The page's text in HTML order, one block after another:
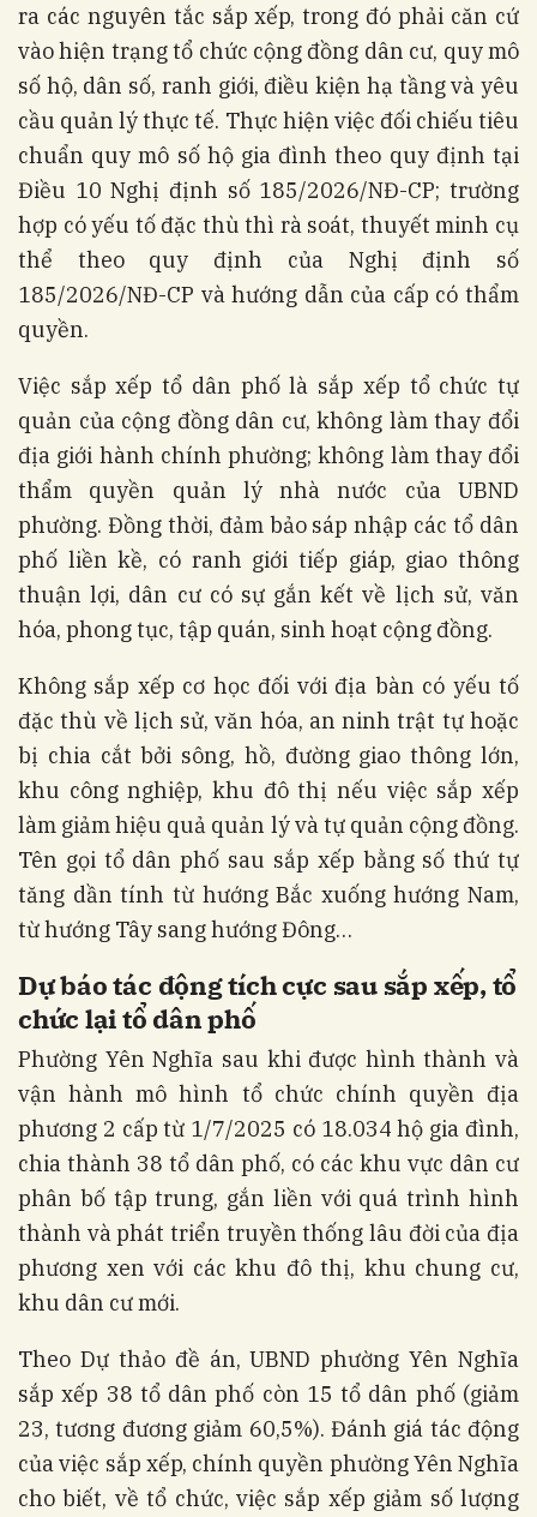
ra các nguyên tắc sắp xếp, trong đó phải căn cứ
vào hiện trạng tổ chức cộng đồng dân cư, quy mô
số hộ, dân số, ranh giới, điều kiện hạ tầng và yêu
cầu quản lý thực tế. Thực hiện việc đối chiếu tiêu
chuẩn quy mô số hộ gia đình theo quy định tại
Điều 10 Nghị định số 185/2026/NĐ-CP; trường
hợp có yếu tố đặc thù thì rà soát, thuyết minh cụ
thể theo quy định của Nghị định số
185/2026/NĐ-CP và hướng dẫn của cấp có thẩm
quyền.
Việc sắp xếp tổ dân phố là sắp xếp tổ chức tự
quản của cộng đồng dân cư, không làm thay đổi
địa giới hành chính phường; không làm thay đổi
thẩm quyền quản lý nhà nước của UBND
phường. Đồng thời, đảm bảo sáp nhập các tổ dân
phố liền kề, có ranh giới tiếp giáp, giao thông
thuận lợi, dân cư có sự gắn kết về lịch sử, văn
hóa, phong tục, tập quán, sinh hoạt cộng đồng.
Không sắp xếp cơ học đối với địa bàn có yếu tố
đặc thù về lịch sử, văn hóa, an ninh trật tự hoặc
bị chia cắt bởi sông, hồ, đường giao thông lớn,
khu công nghiệp, khu đô thị nếu việc sắp xếp
làm giảm hiệu quả quản lý và tự quản cộng đồng.
Tên gọi tổ dân phố sau sắp xếp bằng số thứ tự
tăng dần tính từ hướng Bắc xuống hướng Nam,
từ hướng Tây sang hướng Đông…
Dự báo tác động tích cực sau sắp xếp, tổ
chức lại tổ dân phố
Phường Yên Nghĩa sau khi được hình thành và
vận hành mô hình tổ chức chính quyền địa
phương 2 cấp từ 1/7/2025 có 18.034 hộ gia đình,
chia thành 38 tổ dân phố, có các khu vực dân cư
phân bố tập trung, gắn liền với quá trình hình
thành và phát triển truyền thống lâu đời của địa
phương xen với các khu đô thị, khu chung cư,
khu dân cư mới.
Theo Dự thảo đề án, UBND phường Yên Nghĩa
sắp xếp 38 tổ dân phố còn 15 tổ dân phố (giảm
23, tương đương giảm 60,5%). Đánh giá tác động
của việc sắp xếp, chính quyền phường Yên Nghĩa
cho biết, về tổ chức, việc sắp xếp giảm số lượng